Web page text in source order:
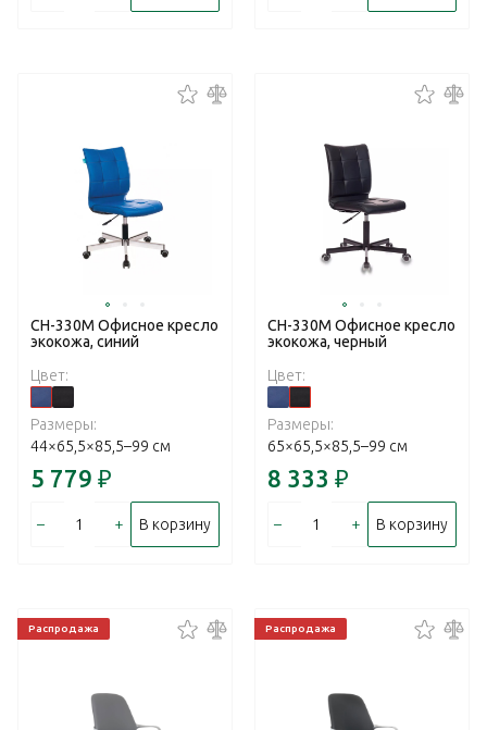
CH-330M Офисное кресло
экокожа, синий
Цвет:
Размеры:
44×65,5×85,5–99 см
5 779 ₽
– + В корзину
CH-330M Офисное кресло
экокожа, черный
Цвет:
Размеры:
65×65,5×85,5–99 см
8 333 ₽
– + В корзину
Распродажа Распродажа